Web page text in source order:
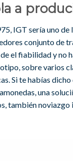
a
IGT serí­a uno
conjunto de
el fiabilidad y no
sobre varios
Si te habías
una
también noviazgo